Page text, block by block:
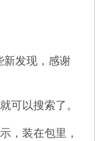
新发现，感谢
以搜索了。
装在包里，